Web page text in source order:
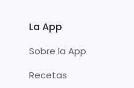
La App
Sobre la App
Recetas